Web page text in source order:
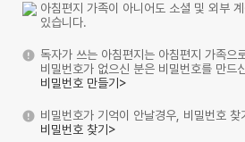
아침편지 가족이 아니어도 소셜 및 외부
있습니다.
독자가 쓰는 아침편지는 아침편지 가족으
비밀번호가 없으신 분은 비밀번호를 만드
비밀번호 만들기>
비밀번호가 기억이 안날경우, 비밀번호 찾
비밀번호 찾기>